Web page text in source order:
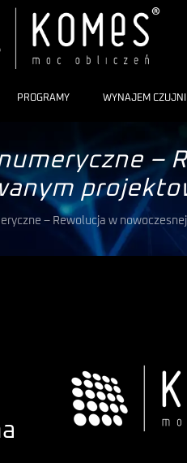
PROGRAMY WYNAJEM
–
– Rewolucja w